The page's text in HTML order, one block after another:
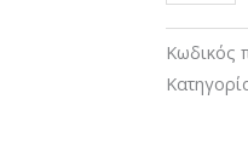
Κωδικός